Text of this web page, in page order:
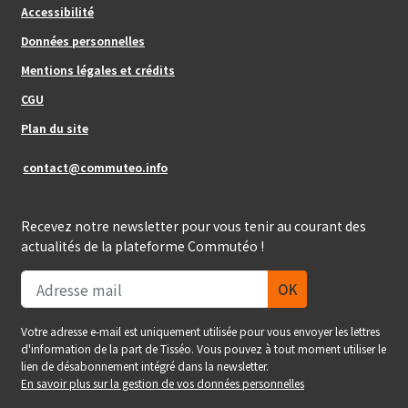
Footer_center
Accessibilité
Données personnelles
Mentions légales et crédits
CGU
Plan du site
contact@commuteo.info
Recevez notre newsletter pour vous tenir au courant des
actualités de la plateforme Commutéo !
Votre adresse e-mail est uniquement utilisée pour vous envoyer les lettres
d'information de la part de Tisséo. Vous pouvez à tout moment utiliser le
lien de désabonnement intégré dans la newsletter.
En savoir plus sur la gestion de vos données personnelles